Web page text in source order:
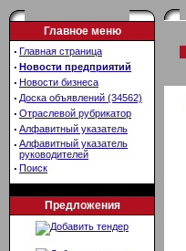
Главное меню
· Главная страница
· Новости предприятий
· Новости бизнеса
· Доска объявлений (34562)
· Отраслевой рубрикатор
· Алфавитный указатель
· Алфавитный указатель
руководителей
· Поиск
Предложения